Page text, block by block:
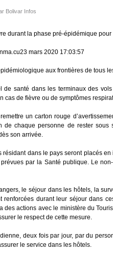
Bolivar Infos
durant la phase pré-épidémique
mars 2020 17:03:57
aux frontières de tous
de santé dans les terminaux des
cas de fièvre ou de symptômes
un carton rouge
de chaque personne de rester sous
son arrivée.
résidant dans le pays seront placés
par la Santé publique. Le
le séjour dans les hôtels, la
renforcées durant leur séjour dans
des actions avec le ministère du
le respect de cette mesure.
deux fois par jour, par du
le service dans les hôtels.